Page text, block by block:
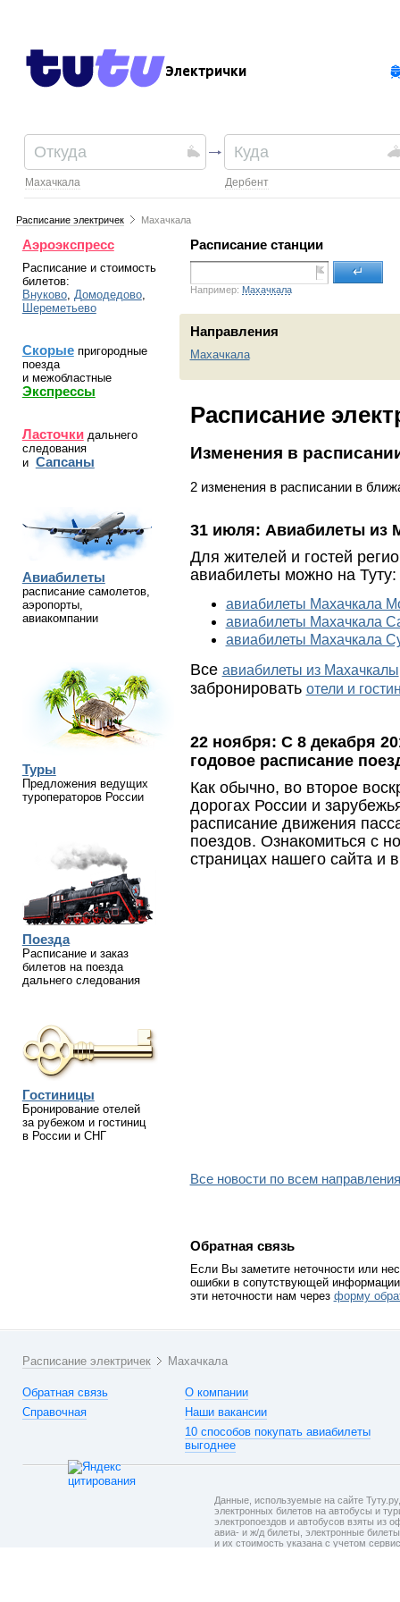
Электрички
Махачкала Дербент
Расписание электричек Махачкала
Аэроэкспресс
Расписание и стоимость
билетов:
Внуково, Домодедово,
Шереметьево
Скорые пригородные
поезда
и межобластные
Экспрессы
Ласточкидальнего
следования
и Сапсаны
Авиабилеты
расписание самолетов,
аэропорты,
авиакомпании
Туры
Предложения ведущих
туроператоров России
Поезда
Расписание и заказ
билетов на поезда
дальнего следования
Гостиницы
Бронирование отелей
за рубежом и гостиниц
в России и СНГ
Расписание станции
Например: Махачкала
↵
Направления
Махачкала
Расписание
Изменения в
2 изменения в расписании в
31 июля: Авиабилеты из
Для жителей и гостей
авиабилеты можно на Туту:
авиабилеты Махачкала
авиабилеты Махачкала
авиабилеты Махачкала
Все авиабилеты из Махачкалы
забронировать отели и
22 ноября: С 8 декабря
годовое расписание
Как обычно, во второе
дорогах России и
расписание движения
поездов. Ознакомиться с
страницах нашего сайта и
Все новости по всем
Обратная связь
Если Вы заметите неточности или
ошибки в сопутствующей
эти неточности нам через форму
Расписание электричек Махачкала
Обратная связь
Справочная
О компании
Наши вакансии
10 способов покупать авиабилеты
выгоднее
Данные, используемые на сайте
электронных билетов на автобусы и
электропоездов и автобусов взяты из
авиа- и ж/д билеты, электронные
и их стоимость указана с учетом